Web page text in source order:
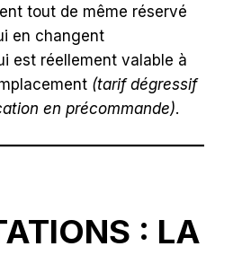
tout de même réservé
en changent
est réellement valable à
(tarif dégressif
en précommande).
: LA